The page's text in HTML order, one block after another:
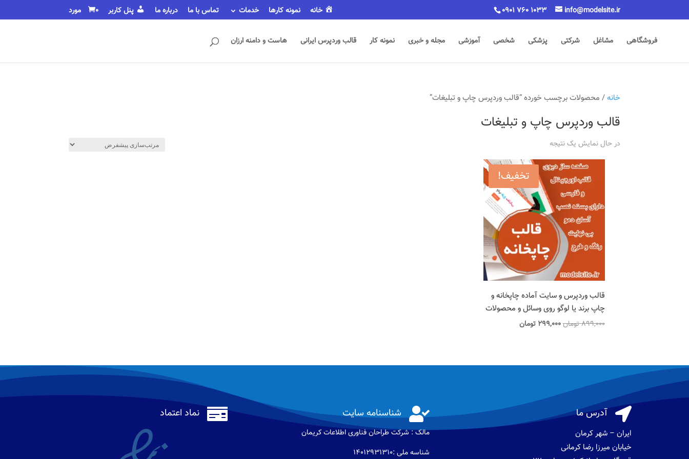
0901 760 1033 info@modelsite.ir خانه نمونه کارها خدمات تماس با ما درباره ما پنل کاربر 0 مورد
فروشگاهی مشاغل شرکتی پزشکی شخصی آموزشی مجله و خبری نمونه کار قالب وردپرس ایرانی هاست و دامنه ارزان
خانه/ محصولات برچسب خورده “قالب وردپرس چاپ و تبلیغات”
قالب وردپرس چاپ و تبلیغات
در حال نمایش یک نتیجه
تخفیف!
قالب وردپرس و سایت آماده چاپخانه و
چاپ برند یا لوگو روی وسائل و محصولات
899,000تومانقیمت
299,000 تومانقیمت
 نماد اعتماد  شناسنامه سایت
مالک : شرکت طراحان فناوری اطلاعات كريمان
شناسه ملی :14012931310
 آدرس ما
ایران – شهر کرمان
خیابان میرزا رضا کرمانی